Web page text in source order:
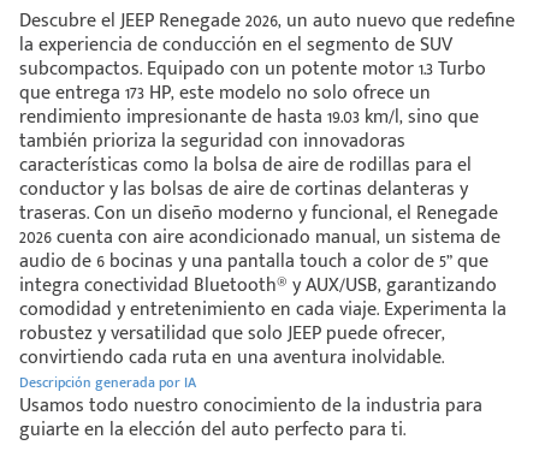
Descubre el JEEP Renegade 2026, un auto nuevo que redefine
la experiencia de conducción en el segmento de SUV
subcompactos. Equipado con un potente motor 1.3 Turbo
que entrega 173 HP, este modelo no solo ofrece un
rendimiento impresionante de hasta 19.03 km/l, sino que
también prioriza la seguridad con innovadoras
características como la bolsa de aire de rodillas para el
conductor y las bolsas de aire de cortinas delanteras y
traseras. Con un diseño moderno y funcional, el Renegade
2026 cuenta con aire acondicionado manual, un sistema de
audio de 6 bocinas y una pantalla touch a color de 5” que
integra conectividad Bluetooth® y AUX/USB, garantizando
comodidad y entretenimiento en cada viaje. Experimenta la
robustez y versatilidad que solo JEEP puede ofrecer,
convirtiendo cada ruta en una aventura inolvidable.
Descripción generada por IA
Usamos todo nuestro conocimiento de la industria para
guiarte en la elección del auto perfecto para ti.